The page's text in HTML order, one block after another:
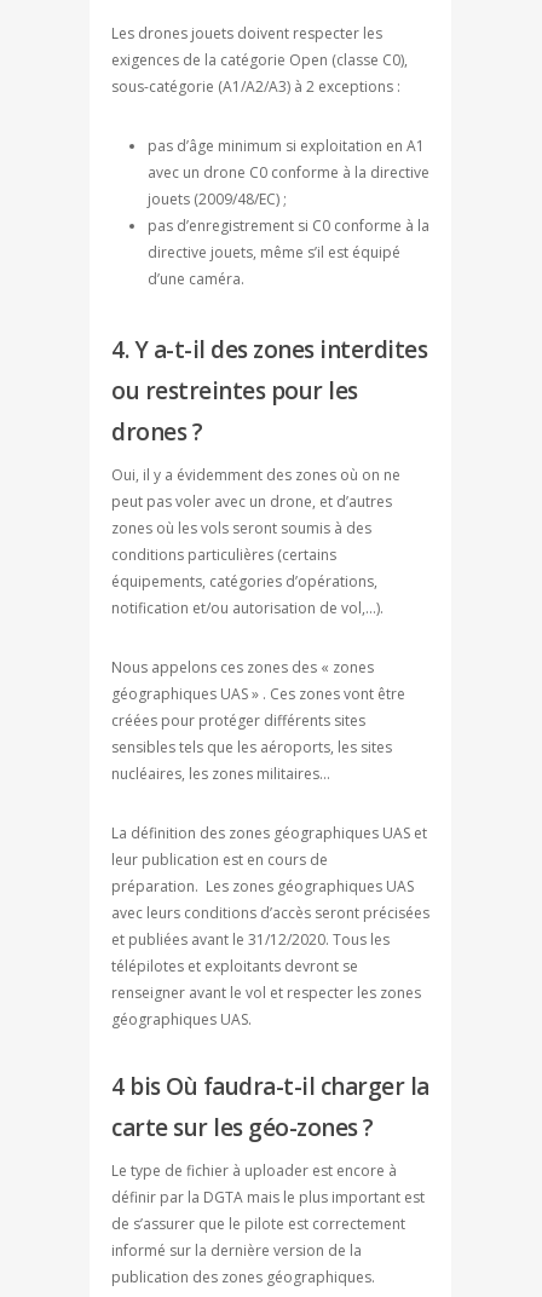
Les drones jouets doivent respecter les
exigences de la catégorie Open (classe C0),
sous-catégorie (A1/A2/A3) à 2 exceptions :
pas d’âge minimum si exploitation en A1
avec un drone C0 conforme à la directive
jouets (2009/48/EC) ;
pas d’enregistrement si C0 conforme à la
directive jouets, même s’il est équipé
d’une caméra.
4. Y a-t-il des zones interdites
ou restreintes pour les
drones ?
Oui, il y a évidemment des zones où on ne
peut pas voler avec un drone, et d’autres
zones où les vols seront soumis à des
conditions particulières (certains
équipements, catégories d’opérations,
notification et/ou autorisation de vol,…).
Nous appelons ces zones des « zones
géographiques UAS » . Ces zones vont être
créées pour protéger différents sites
sensibles tels que les aéroports, les sites
nucléaires, les zones militaires…
La définition des zones géographiques UAS et
leur publication est en cours de
préparation. Les zones géographiques UAS
avec leurs conditions d’accès seront précisées
et publiées avant le 31/12/2020. Tous les
télépilotes et exploitants devront se
renseigner avant le vol et respecter les zones
géographiques UAS.
4 bis Où faudra-t-il charger la
carte sur les géo-zones ?
Le type de fichier à uploader est encore à
définir par la DGTA mais le plus important est
de s’assurer que le pilote est correctement
informé sur la dernière version de la
publication des zones géographiques.